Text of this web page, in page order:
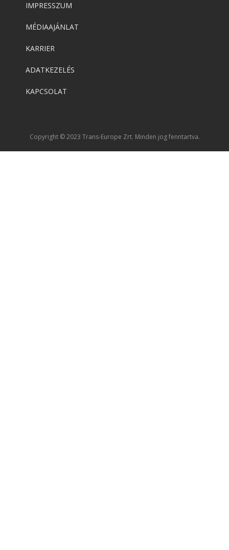
IMPRESSZUM
MÉDIAAJÁNLAT
KARRIER
ADATKEZELÉS
KAPCSOLAT
Copyright © 2023 Trans-Europe Zrt. Minden jog fenntartva.